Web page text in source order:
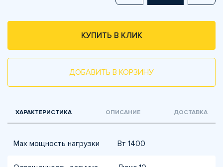
КУПИТЬ В КЛИК
ДОБАВИТЬ В КОРЗИНУ
ХАРАКТЕРИСТИКА ОПИСАНИЕ ДОСТАВКА
Max мощность нагрузки Вт 1400